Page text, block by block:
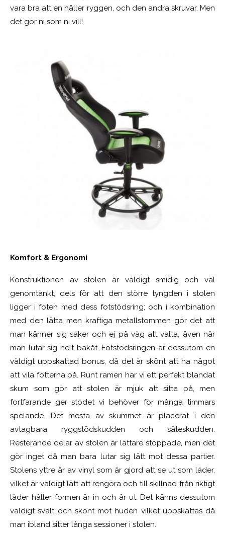
vara bra att en håller ryggen, och den andra skruvar. Men
det gör ni som ni vill!
Komfort & Ergonomi
Konstruktionen av stolen är väldigt smidig och väl
genomtänkt, dels för att den större tyngden i stolen
ligger i foten med dess fotstödsring; och i kombination
med den lätta men kraftiga metallstommen gör det att
man känner sig säker och ej på väg att välta, även när
man lutar sig helt bakåt. Fotstödsringen är dessutom en
väldigt uppskattad bonus, då det är skönt att ha något
att vila fötterna på. Runt ramen har vi ett perfekt blandat
skum som gör att stolen är mjuk att sitta på, men
fortfarande ger stödet vi behöver för många timmars
spelande. Det mesta av skummet är placerat i den
avtagbara ryggstödskudden och säteskudden.
Resterande delar av stolen är lättare stoppade, men det
gör inget då man bara lutar sig lätt mot dessa partier.
Stolens yttre är av vinyl som är gjord att se ut som läder,
vilket är väldigt lätt att rengöra och till skillnad från riktigt
läder håller formen år in och år ut. Det känns dessutom
väldigt svalt och skönt mot huden vilket uppskattas då
man ibland sitter långa sessioner i stolen.